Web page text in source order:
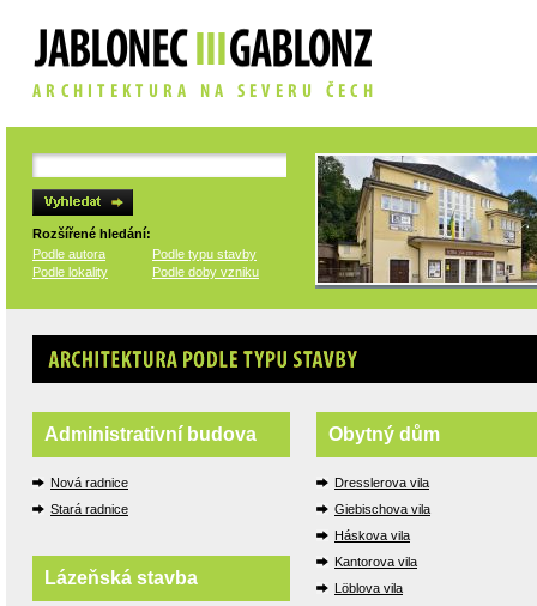
Rozšířené hledání:
Podle autora
Podle typu stavby
Podle lokality
Podle doby vzniku
Architektura podle typu stavby
Administrativní budova
Nová radnice
Stará radnice
Lázeňská stavba
Obytný dům
Dresslerova vila
Giebischova vila
Háskova vila
Kantorova vila
Löblova vila